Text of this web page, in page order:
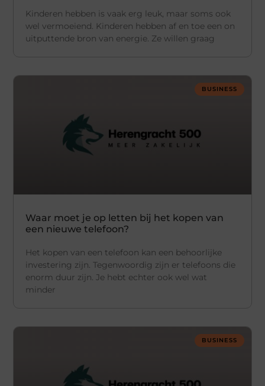
Kinderen hebben is vaak erg leuk, maar soms ook
wel vermoeiend. Kinderen hebben af en toe een on
uitputtende bron van energie. Ze willen graag
BUSINESS
Waar moet je op letten bij het kopen van
een nieuwe telefoon?
Het kopen van een telefoon kan een behoorlijke
investering zijn. Tegenwoordig zijn er telefoons die
enorm duur zijn. Je hebt echter ook wel wat
minder
BUSINESS